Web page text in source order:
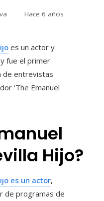
Hace 6 años
es un actor y
fue el primer
de entrevistas
‘The Emanuel
Hijo?
es un actor,
de programas de